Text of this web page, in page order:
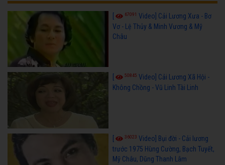
[ 67091 Video] Cải Lương Xưa - Bơ
Vơ - Lệ Thủy & Minh Vương & Mỹ
Châu
50845 Video] Cải Lương Xã Hội -
Không Chồng - Vũ Linh Tài Linh
36023 Video] Bụi đời - Cải lương
trước 1975 Hùng Cường, Bạch Tuyết,
Mỹ Châu, Dũng Thanh Lâm